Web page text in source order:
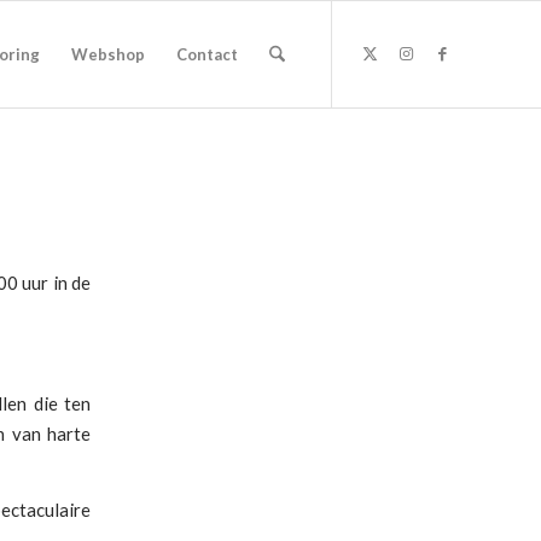
Webshop Contact
uur in de
die ten
van harte